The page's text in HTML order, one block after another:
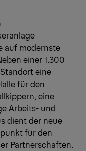
auf modernste
einer 1.300
eine
für den
eine
Arbeits- und
dient der neue
für den
Partnerschaften.